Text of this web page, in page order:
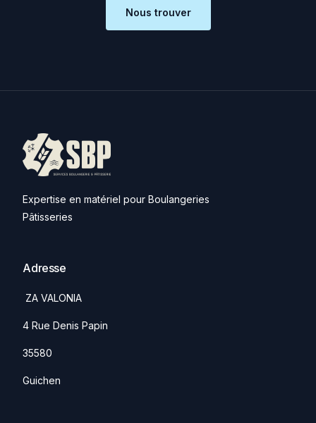
Nous trouver
Expertise en matériel pour Boulangeries
Pâtisseries
Adresse
ZA VALONIA
4 Rue Denis Papin
35580
Guichen